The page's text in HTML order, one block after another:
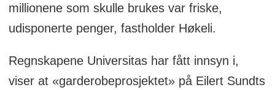
millionene som skulle brukes var friske,
udisponerte penger, fastholder Høkeli.
Regnskapene Universitas har fått innsyn i,
viser at «garderobeprosjektet» på Eilert Sundts